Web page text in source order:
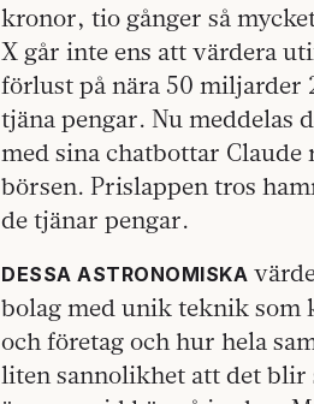
kronor, tio gånger så
X går inte ens att värdera
förlust på nära 50 miljarder
tjäna pengar. Nu meddelas
med sina chatbottar
börsen. Prislappen tros
de tjänar pengar.
DESSA ASTRONOMISKA
bolag med unik teknik som
och företag och hur hela
liten sannolikhet att det blir